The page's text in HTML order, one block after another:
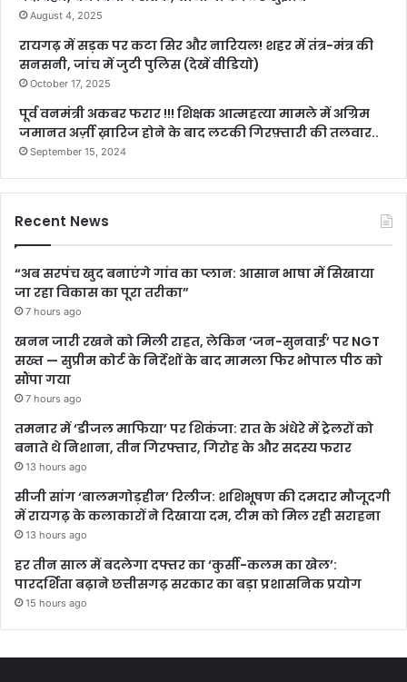
August 4, 2025
रायगढ़ में सड़क पर कटा सिर और नारियल! शहर में तंत्र-मंत्र की
सनसनी, जांच में जुटी पुलिस (देखें वीडियो)
October 17, 2025
पूर्व वनमंत्री अकबर फरार !!! शिक्षक आत्महत्या मामले में अग्रिम
जमानत अर्ज़ी ख़ारिज होने के बाद लटकी गिरफ़्तारी की तलवार..
September 15, 2024
Recent News
“अब सरपंच खुद बनाएंगे गांव का प्लान: आसान भाषा में सिखाया
जा रहा विकास का पूरा तरीका”
7 hours ago
खनन जारी रखने को मिली राहत, लेकिन ‘जन-सुनवाई’ पर NGT
सख्त — सुप्रीम कोर्ट के निर्देशों के बाद मामला फिर भोपाल पीठ को
सौंपा गया
7 hours ago
तमनार में ‘डीजल माफिया’ पर शिकंजा: रात के अंधेरे में ट्रेलरों को
बनाते थे निशाना, तीन गिरफ्तार, गिरोह के और सदस्य फरार
13 hours ago
सीजी सांग ‘बालमगोड़हीन’ रिलीज: शशिभूषण की दमदार मौजूदगी
में रायगढ़ के कलाकारों ने दिखाया दम, टीम को मिल रही सराहना
13 hours ago
हर तीन साल में बदलेगा दफ्तर का ‘कुर्सी-कलम का खेल’:
पारदर्शिता बढ़ाने छत्तीसगढ़ सरकार का बड़ा प्रशासनिक प्रयोग
15 hours ago